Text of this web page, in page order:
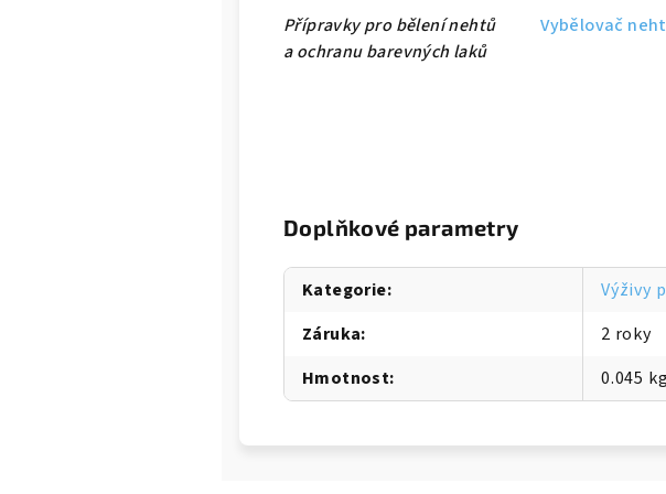
Přípravky pro bělení nehtů
Vybělovač
a ochranu barevných laků
Doplňkové parametry
Kategorie:
Výživy
Záruka:
2 roky
Hmotnost: 0.045 kg